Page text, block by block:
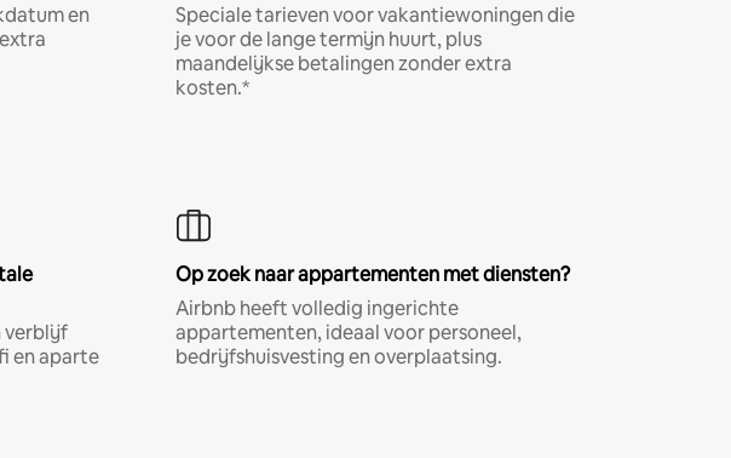
en
Speciale tarieven voor vakantiewoningen die
je voor de lange termijn huurt, plus
maandelijkse betalingen zonder extra
kosten.*
verblijf
en aparte
Op zoek naar appartementen met diensten?
Airbnb heeft volledig ingerichte
appartementen, ideaal voor personeel,
bedrijfshuisvesting en overplaatsing.